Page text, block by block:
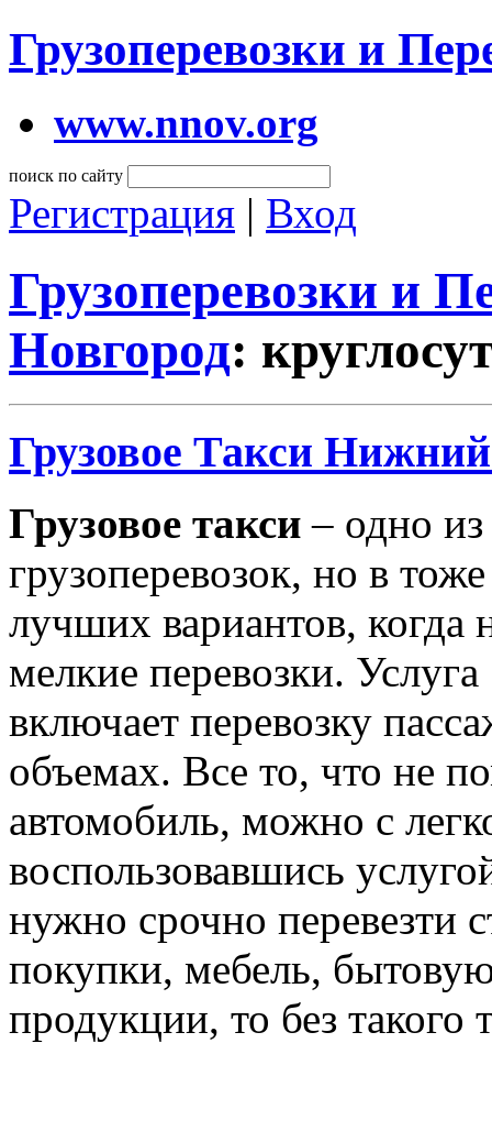
Грузоперевозки и
www.nnov.org
поиск по сайту
Регистрация | Вход
Грузоперевозки и
Новгород:
Грузовое Такси
Грузовое такси– одно
грузоперевозок, но в
лучших вариантов, когда
мелкие перевозки.
включает перевозку
объемах. Все то, что не
автомобиль, можно с
воспользовавшись
нужно срочно перевезти
покупки, мебель,
продукции, то без такого